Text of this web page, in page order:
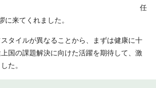
任
に来てくれました。
タイルが異なることから、まずは健康に十
国の課題解決に向けた活躍を期待して、激
た。